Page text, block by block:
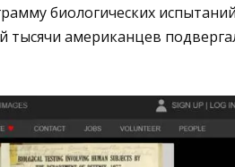
биологических испытаний
тысячи американцев